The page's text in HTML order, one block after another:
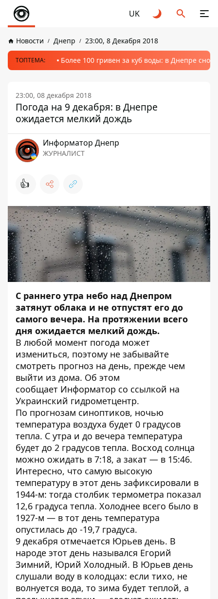
UK
Новости Днепр 23:00, 8 Декабря 2018
ТОПТЕМА: Более 100 гривен за куб воды: в Днепре
23:00, 08 декабря 2018
Погода на 9 декабря: в Днепре
ожидается мелкий дождь
Информатор Днепр
ЖУРНАЛИСТ
👍
С раннего утра небо над Днепром
затянут облака и не отпустят его до
самого вечера. На протяжении всего
дня ожидается мелкий дождь.
В любой момент погода может
измениться, поэтому не забывайте
смотреть прогноз на день, прежде чем
выйти из дома. Об этом
сообщает Информатор со ссылкой на
Украинский гидрометцентр.
По прогнозам синоптиков, ночью
температура воздуха будет 0 градусов
тепла. С утра и до вечера температура
будет до 2 градусов тепла. Восход солнца
можно ожидать в 7:18, а закат — в 15:46.
Интересно, что самую высокую
температуру в этот день зафиксировали в
1944-м: тогда столбик термометра показал
12,6 градуса тепла. Холоднее всего было в
1927-м — в тот день температура
опустилась до -19,7 градуса.
9 декабря отмечается Юрьев день. В
народе этот день назывался Егорий
Зимний, Юрий Холодный. В Юрьев день
слушали воду в колодцах: если тихо, не
волнуется вода, то зима будет теплой, а